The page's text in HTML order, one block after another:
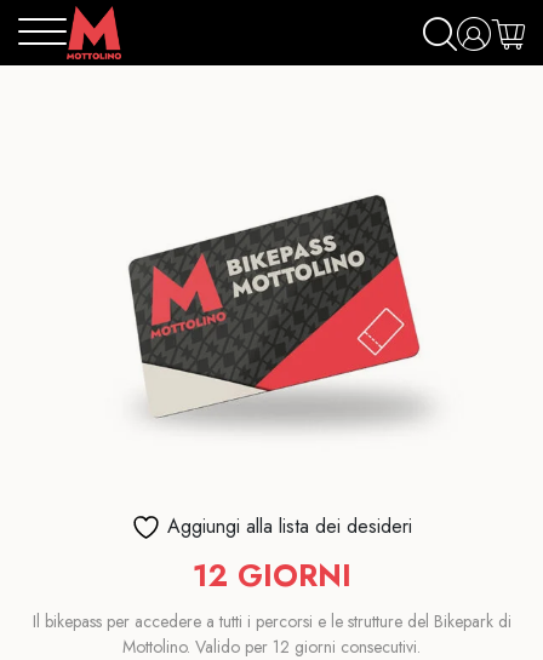
Aggiungi alla lista dei desideri
12 GIORNI
Il bikepass per accedere a tutti i percorsi e le strutture del Bikepark di
Mottolino. Valido per 12 giorni consecutivi.